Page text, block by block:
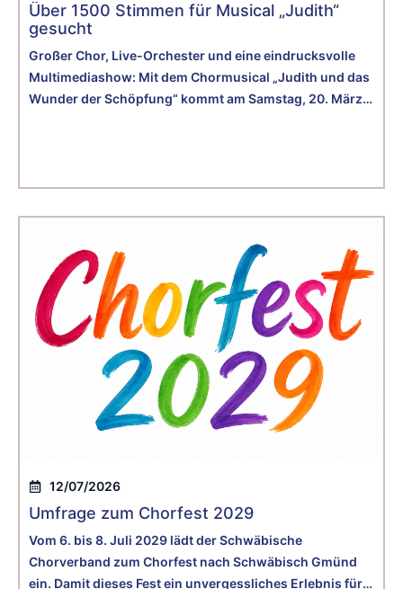
Über 1500 Stimmen für Musical „Judith“
gesucht
Großer Chor, Live-Orchester und eine eindrucksvolle
Multimediashow: Mit dem Chormusical „Judith und das
Wunder der Schöpfung“ kommt am Samstag, 20. März
12/07/2026
Umfrage zum Chorfest 2029
Vom 6. bis 8. Juli 2029 lädt der Schwäbische
Chorverband zum Chorfest nach Schwäbisch Gmünd
ein. Damit dieses Fest ein unvergessliches Erlebnis für